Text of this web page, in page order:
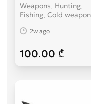
Weapons, Hunting,
Fishing, Cold weapon
2w ago
100.00 ₾